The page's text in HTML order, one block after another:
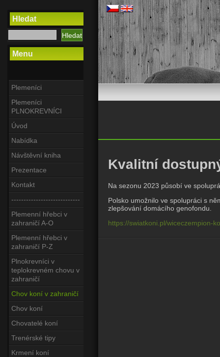
Hledat
Menu
Plemeníci
Plemeníci
PLNOKREVNÍCI
Úvod
Nabídka
Návštěvní kniha
Prezentace
Kontakt
----------------------------
Plemenní hřebci v
zahraničí A-O
Plemenní hřebci v
zahraničí P-Z
Plnokrevníci v
teplokrevném chovu v
zahraničí
Chov koní v zahraničí
Chov koní
Chovatelé koní
Trenérské tipy
Krmení koní
Kvalitní
Na sezonu 2023 působí ve
Polsko umožnilo ve spolupráci s
zlepšování domácího genofondu.
https://swiatkoni.pl/wiceczempion-